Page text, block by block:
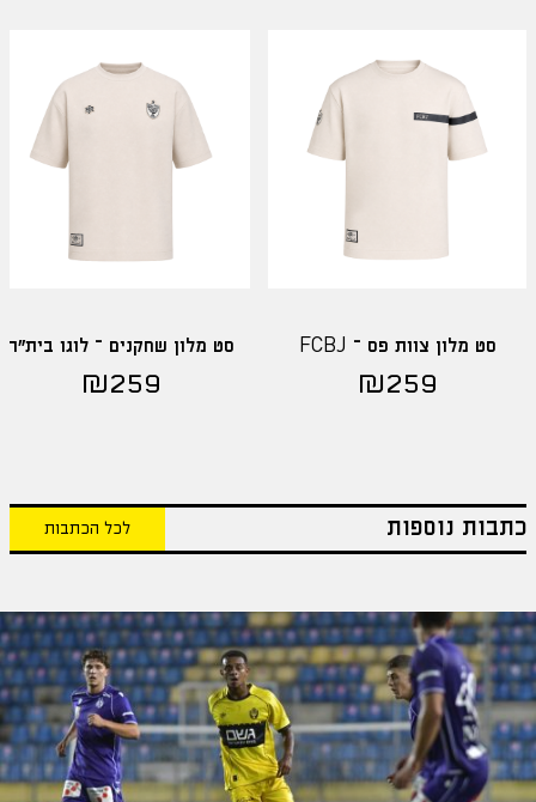
סט מלון צוות פס – FCBJ
₪259
סט מלון שחקנים – לוגו בית"ר
₪259
כתבות נוספות לכל הכתבות